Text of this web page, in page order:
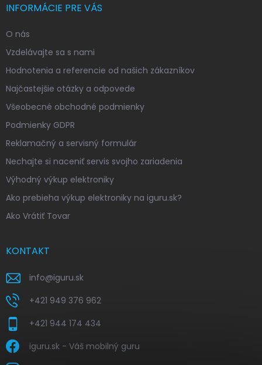
INFORMÁCIE PRE VÁS
O nás
Vzdelávajte sa s nami
Hodnotenia a referencie od našich zákazníkov
Najčastejšie otázky a odpovede
Všeobecné obchodné podmienky
Podmienky GDPR
Reklamačný a servisný formulár
Nechajte si naceniť servis svojho zariadenia
Výhodný výkup elektroniky
Ako prebieha výkup elektroniky na iguru.sk?
Ako Vrátiť Tovar
KONTAKT
info@iguru.sk
+421 949 376 962
+421 944 174 434
iguru.sk - Váš mobilný guru